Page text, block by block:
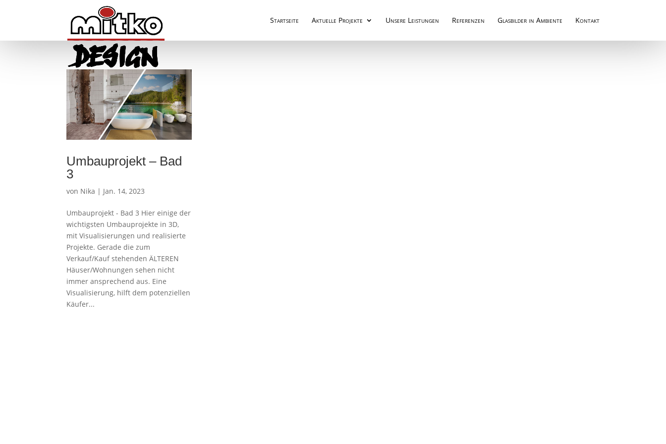
Startseite Aktuelle Projekte Unsere Leistungen Referenzen Glasbilder in Ambiente Kontakt
Umbauprojekt – Bad
3
von Nika | Jan. 14, 2023
Umbauprojekt - Bad 3 Hier einige der
wichtigsten Umbauprojekte in 3D,
mit Visualisierungen und realisierte
Projekte. Gerade die zum
Verkauf/Kauf stehenden ÄLTEREN
Häuser/Wohnungen sehen nicht
immer ansprechend aus. Eine
Visualisierung, hilft dem potenziellen
Käufer...